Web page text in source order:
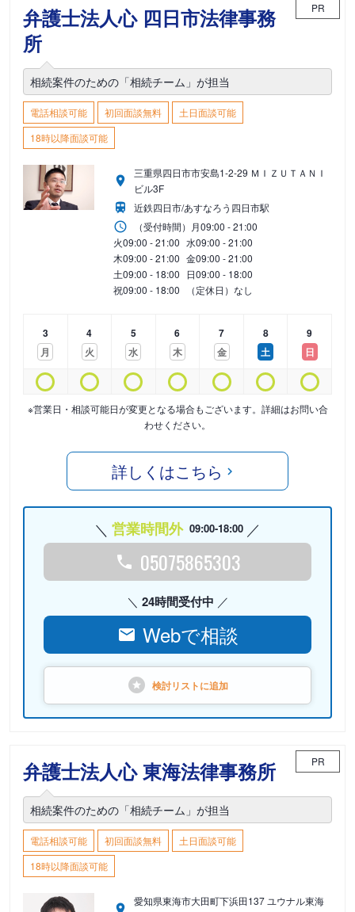
弁護士法人心 四日市法律事務
所
PR
相続案件のための「相続チーム」が担当
電話相談可能 初回面談無料
土日面談可能
18時以降面談可能
三重県四日市市安島1-2-29 ＭＩＺＵＴＡＮＩ
ビル3F
近鉄四日市/あすなろう四日市駅
（受付時間） 月09:00 - 21:00
火09:00 - 21:00 水09:00 - 21:00
木09:00 - 21:00 金09:00 - 21:00
土09:00 - 18:00 日09:00 - 18:00
祝09:00 - 18:00 （定休日）なし
3
月
4
火
5
水
6
木
7
金
8
土
9
日
※営業日・相談可能日が変更となる場合もございます。詳細はお問い合
わせください。
詳しくはこちら
営業時間外 09:00-18:00
05075865303
24時間受付中
Webで相談
検討リストに追加
弁護士法人心 東海法律事務所 PR
相続案件のための「相続チーム」が担当
電話相談可能 初回面談無料
土日面談可能
18時以降面談可能
愛知県東海市大田町下浜田137 ユウナル東海